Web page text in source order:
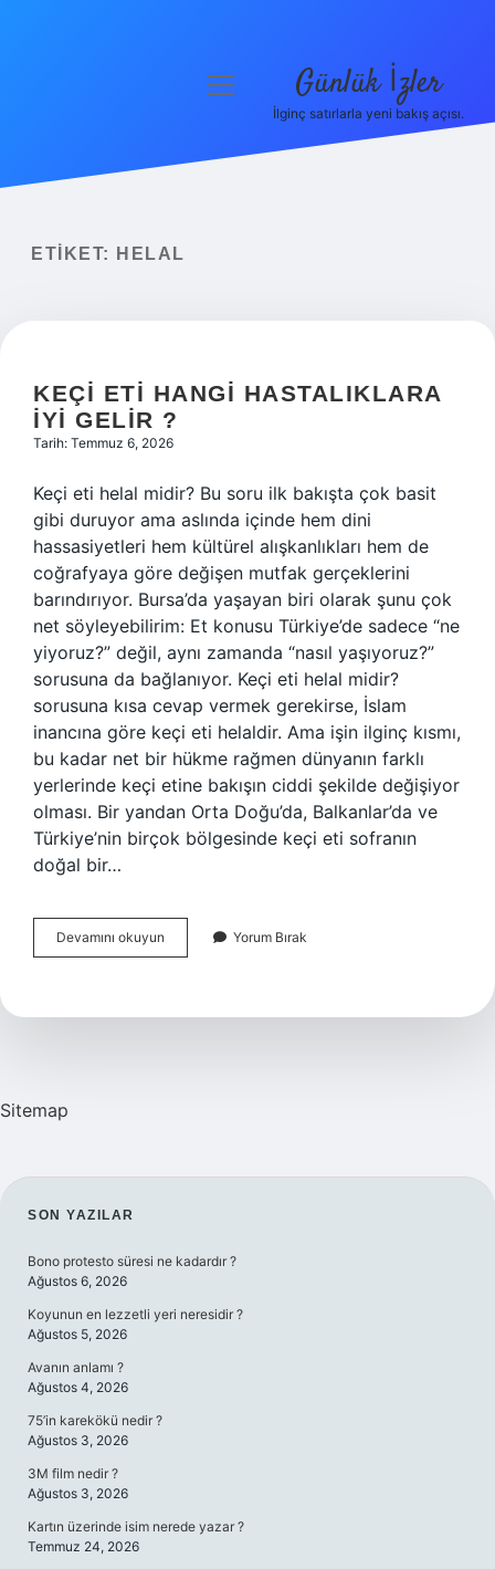
Yasal Uyarı
menüyü
Günlük İzler
İlginç satırlarla yeni bakış açısı.
ETIKET: HELAL
KEÇI ETI HANGI HASTALIKLARA
IYI GELIR ?
Tarih: Temmuz 6, 2026
Keçi eti helal midir? Bu soru ilk bakışta çok basit
gibi duruyor ama aslında içinde hem dini
hassasiyetleri hem kültürel alışkanlıkları hem de
coğrafyaya göre değişen mutfak gerçeklerini
barındırıyor. Bursa’da yaşayan biri olarak şunu çok
net söyleyebilirim: Et konusu Türkiye’de sadece “ne
yiyoruz?” değil, aynı zamanda “nasıl yaşıyoruz?”
sorusuna da bağlanıyor. Keçi eti helal midir?
sorusuna kısa cevap vermek gerekirse, İslam
inancına göre keçi eti helaldir. Ama işin ilginç kısmı,
bu kadar net bir hükme rağmen dünyanın farklı
yerlerinde keçi etine bakışın ciddi şekilde değişiyor
olması. Bir yandan Orta Doğu’da, Balkanlar’da ve
Türkiye’nin birçok bölgesinde keçi eti sofranın
doğal bir…
Devamını okuyun
eti
iyi
Yorum Bırak
Sitemap
SIDEBAR
SON YAZILAR
Bono protesto süresi ne kadardır ?
Ağustos 6, 2026
Koyunun en lezzetli yeri neresidir ?
Ağustos 5, 2026
Avanın anlamı ?
Ağustos 4, 2026
75’in karekökü nedir ?
Ağustos 3, 2026
3M film nedir ?
Ağustos 3, 2026
Kartın üzerinde isim nerede yazar ?
Temmuz 24, 2026